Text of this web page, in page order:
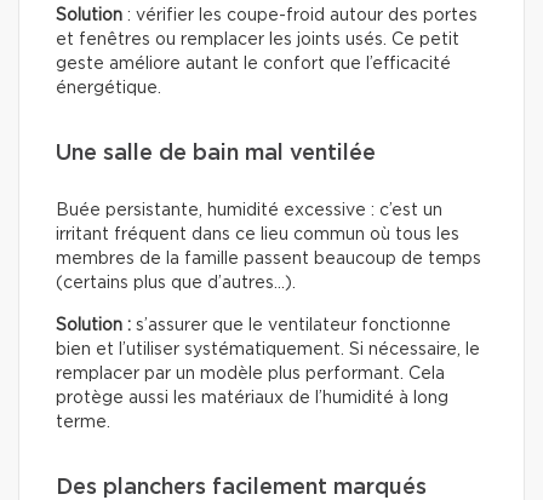
Solution : vérifier les coupe-froid autour des portes
et fenêtres ou remplacer les joints usés. Ce petit
geste améliore autant le confort que l’efficacité
énergétique.
Une salle de bain mal ventilée
Buée persistante, humidité excessive : c’est un
irritant fréquent dans ce lieu commun où tous les
membres de la famille passent beaucoup de temps
(certains plus que d’autres…).
Solution : s’assurer que le ventilateur fonctionne
bien et l’utiliser systématiquement. Si nécessaire, le
remplacer par un modèle plus performant. Cela
protège aussi les matériaux de l’humidité à long
terme.
Des planchers facilement marqués